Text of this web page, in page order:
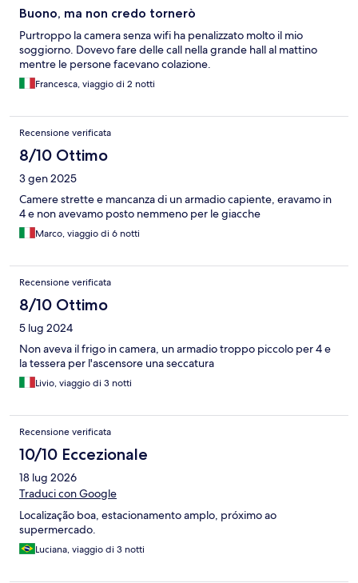
Buono, ma non credo tornerò
Purtroppo la camera senza wifi ha penalizzato molto il mio
soggiorno. Dovevo fare delle call nella grande hall al mattino
mentre le persone facevano colazione.
Francesca, viaggio di 2 notti
Recensione verificata
8/10 Ottimo
3 gen 2025
Camere strette e mancanza di un armadio capiente, eravamo in
4 e non avevamo posto nemmeno per le giacche
Marco, viaggio di 6 notti
Recensione verificata
8/10 Ottimo
5 lug 2024
Non aveva il frigo in camera, un armadio troppo piccolo per 4 e
la tessera per l'ascensore una seccatura
Livio, viaggio di 3 notti
Recensione verificata
10/10 Eccezionale
18 lug 2026
Traduci con Google
Localização boa, estacionamento amplo, próximo ao
supermercado.
Luciana, viaggio di 3 notti